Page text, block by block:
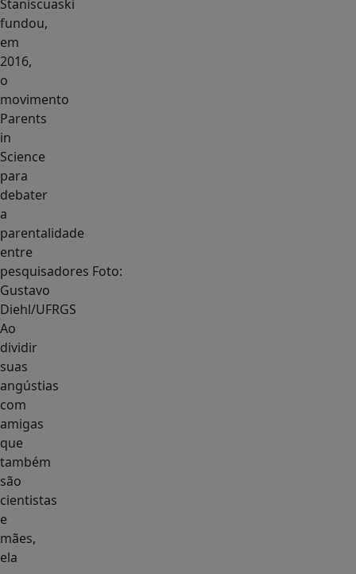
Staniscuaski
fundou,
em
2016,
o
movimento
Parents
in
Science
para
debater
a
parentalidade
entre
pesquisadores Foto:
Gustavo
Diehl/UFRGS
Ao
dividir
suas
angústias
com
amigas
que
também
são
cientistas
e
mães,
ela